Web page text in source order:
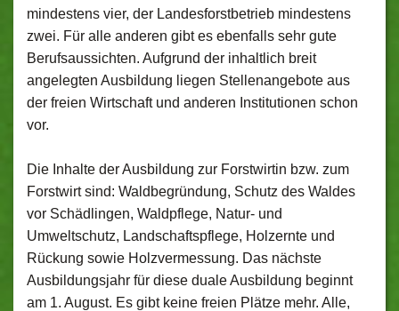
mindestens vier, der Landesforstbetrieb mindestens
zwei. Für alle anderen gibt es ebenfalls sehr gute
Berufsaussichten. Aufgrund der inhaltlich breit
angelegten Ausbildung liegen Stellenangebote aus
der freien Wirtschaft und anderen Institutionen schon
vor.
Die Inhalte der Ausbildung zur Forstwirtin bzw. zum
Forstwirt sind: Waldbegründung, Schutz des Waldes
vor Schädlingen, Waldpflege, Natur- und
Umweltschutz, Landschaftspflege, Holzernte und
Rückung sowie Holzvermessung. Das nächste
Ausbildungsjahr für diese duale Ausbildung beginnt
am 1. August. Es gibt keine freien Plätze mehr. Alle,